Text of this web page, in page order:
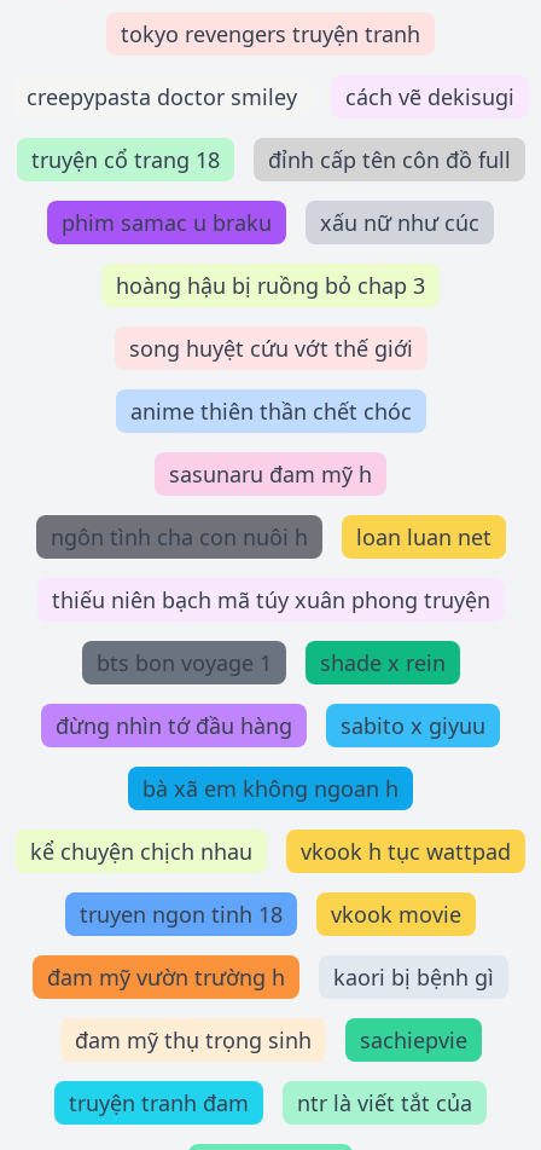
tokyo revengers truyện tranh
creepypasta doctor smiley cách vẽ dekisugi
truyện cổ trang 18 đỉnh cấp tên côn đồ full
phim samac u braku xấu nữ như cúc
hoàng hậu bị ruồng bỏ chap 3
song huyệt cứu vớt thế giới
anime thiên thần chết chóc
sasunaru đam mỹ h
ngôn tình cha con nuôi h loan luan net
thiếu niên bạch mã túy xuân phong truyện
bts bon voyage 1 shade x rein
đừng nhìn tớ đầu hàng sabito x giyuu
bà xã em không ngoan h
kể chuyện chịch nhau vkook h tục wattpad
truyen ngon tinh 18 vkook movie
đam mỹ vườn trường h kaori bị bệnh gì
đam mỹ thụ trọng sinh sachiepvie
truyện tranh đam ntr là viết tắt của